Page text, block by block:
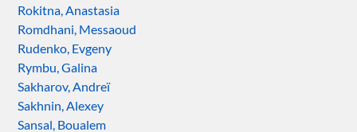
Rokitna, Anastasia
Romdhani, Messaoud
Rudenko, Evgeny
Rymbu, Galina
Sakharov, Andreï
Sakhnin, Alexey
Sansal, Boualem